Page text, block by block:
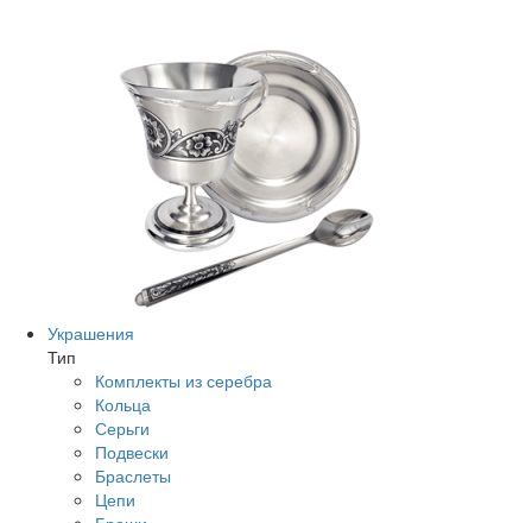
Украшения
Тип
Комплекты из серебра
Кольца
Серьги
Подвески
Браслеты
Цепи